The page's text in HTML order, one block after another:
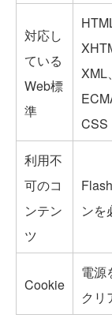
対応し
ている
Web標
準
XML、
CSS
利用不
可のコ
ンテン
ツ
ンを
Cookie
電源
クリ